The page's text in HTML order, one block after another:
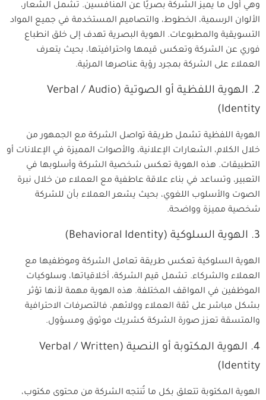
وهي أول ما يميز الشركة بصريًا عن المنافسين. تشمل الشعار،
الألوان الرسمية، الخطوط، والتصاميم المستخدمة في جميع المواد
التسويقية والمطبوعات. الهوية البصرية تهدف إلى خلق انطباع
فوري عن الشركة وتعكس قيمها واحترافيتها، بحيث يتعرف
العملاء على الشركة بمجرد رؤية عناصرها المرئية.
2. الهوية اللفظية أو الصوتية (Verbal / Audio
Identity)
الهوية اللفظية تشمل طريقة تواصل الشركة مع الجمهور من
خلال الكلام، الشعارات الإعلانية، والأصوات المميزة في الإعلانات أو
التطبيقات. هذه الهوية تعكس شخصية الشركة وأسلوبها في
التعبير، وتساعد في بناء علاقة عاطفية مع العملاء من خلال نبرة
الصوت والأسلوب اللغوي، بحيث يشعر العملاء بأن للشركة
شخصية مميزة وواضحة.
3. الهوية السلوكية (Behavioral Identity)
الهوية السلوكية تعكس طريقة تعامل الشركة وموظفيها مع
العملاء والشركاء. تشمل قيم الشركة، أخلاقياتها، وسلوكيات
الموظفين في المواقف المختلفة. هذه الهوية مهمة لأنها تؤثر
بشكل مباشر على ثقة العملاء وولائهم، فالتصرفات الاحترافية
والمتسقة تعزز صورة الشركة كشريك موثوق ومسؤول.
4. الهوية المكتوبة أو النصية (Verbal / Written
Identity)
الهوية المكتوبة تتعلق بكل ما تُنتجه الشركة من محتوى مكتوب،